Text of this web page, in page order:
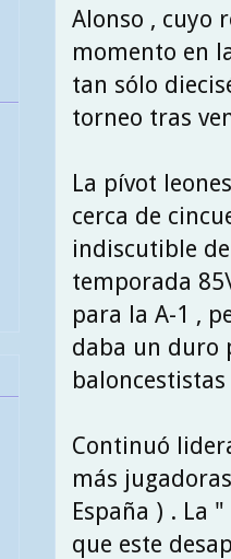
Alonso , cuyo
momento en
tan sólo
torneo tras
La pívot
cerca de
indiscutible
temporada
para la A-1 ,
daba un duro
baloncestistas
Continuó
más
España ) . La
que este